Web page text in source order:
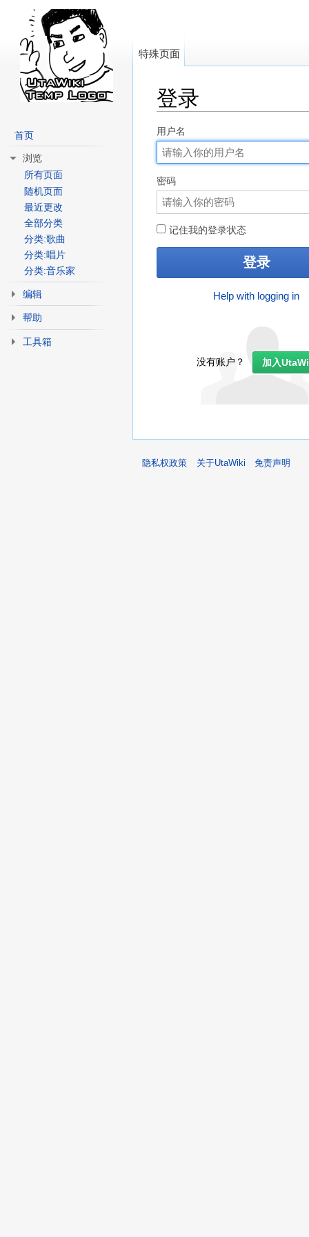
登录
用户名
密码
记住我的登录状态
Help with logging in
没有账户？ 加入
特殊页面
首页
浏览
所有页面
随机页面
最近更改
全部分类
分类:歌曲
分类:唱片
分类:音乐家
编辑
帮助
工具箱
隐私权政策 关于UtaWiki 免责声明